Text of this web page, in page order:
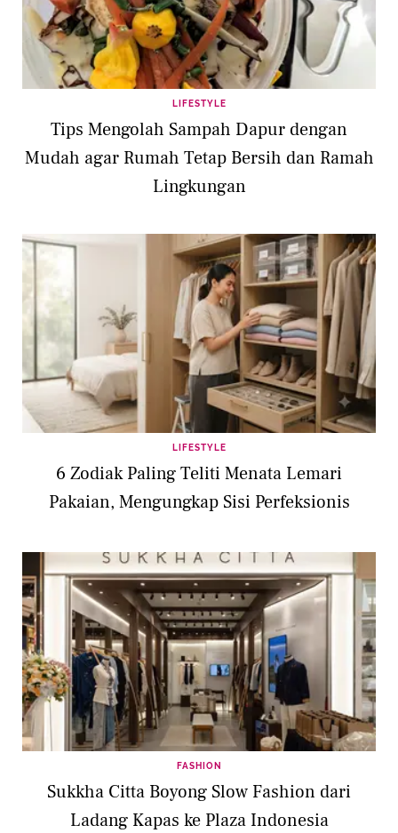
LIFESTYLE
Tips Mengolah Sampah Dapur dengan
Mudah agar Rumah Tetap Bersih dan Ramah
Lingkungan
LIFESTYLE
6 Zodiak Paling Teliti Menata Lemari
Pakaian, Mengungkap Sisi Perfeksionis
FASHION
Sukkha Citta Boyong Slow Fashion dari
Ladang Kapas ke Plaza Indonesia